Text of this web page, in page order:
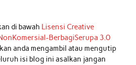
di bawah Lisensi Creative
BerbagiSerupa 3.0
anda mengambil atau mengutip
isi blog ini asalkan jangan